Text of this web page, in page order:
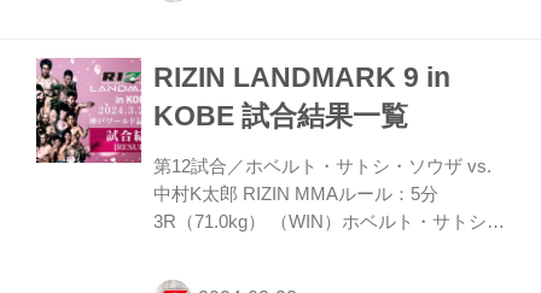
ートをご記入いただいた方の中から抽選で
3名様に「RIZIN LANDMARK 9 in KOBE 出
場全選手サイン入りポスター」をプレゼン
ト致します。 プレゼント内容 RIZIN
LANDMARK 9 in KOBE 出場全選手サイン
入りポスター…抽選3名 回...
RIZIN LANDMARK 9 in
KOBE 試合結果一覧
第12試合／ホベルト・サトシ・ソウザ vs.
中村K太郎 RIZIN MMAルール：5分
3R（71.0kg） （WIN）ホベルト・サトシ・
秒 TKO（レフェリーストップ：スタンドパ